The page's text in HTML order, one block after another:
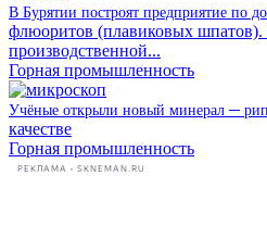
В Бурятии построят предприятие по
флюоритов (плавиковых шпатов).
производственной...
Горная промышленность
Учёные открыли новый минерал ─
качестве
Горная промышленность
РЕКЛАМА • SKNEMAN.RU